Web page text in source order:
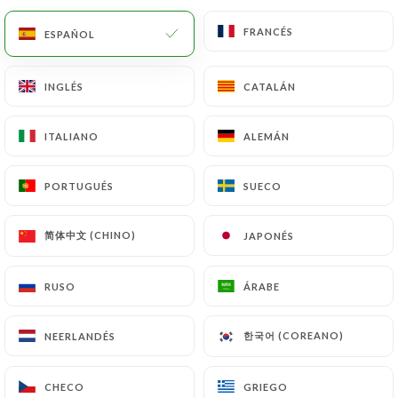
MENÚ
ESPAÑOL FRANCÉS
INGLÉS CATALÁN
ITALIANO ALEMÁN
PORTUGUÉS SUECO
简体中文 (CHINO) JAPONÉS
RUSO ÁRABE
NEERLANDÉS 한국어 (COREANO)
CHECO GRIEGO
Contacto
Le Greffulhe
ESPAÑOL FRANCÉS
INGLÉS CATALÁN
ITALIANO ALEMÁN
PORTUGUÉS SUECO
简体中文 (CHINO) JAPONÉS
RUSO ÁRABE
NEERLANDÉS 한국어 (COREANO)
CHECO GRIEGO